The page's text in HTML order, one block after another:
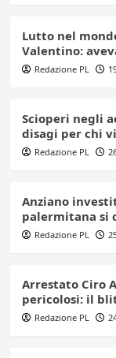
Lutto nel
Valentino:
Redazione PL
Scioperi negli
disagi per chi
Redazione PL
Anziano
palermitana si
Redazione PL
Arrestato Ciro
pericolosi: il
Redazione PL